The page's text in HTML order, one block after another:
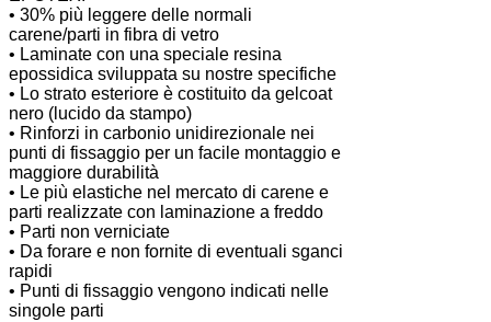
• 30% più leggere delle normali
carene/parti in fibra di vetro
• Laminate con una speciale resina
epossidica sviluppata su nostre specifiche
• Lo strato esteriore è costituito da gelcoat
nero (lucido da stampo)
• Rinforzi in carbonio unidirezionale nei
punti di fissaggio per un facile montaggio e
maggiore durabilità
• Le più elastiche nel mercato di carene e
parti realizzate con laminazione a freddo
• Parti non verniciate
• Da forare e non fornite di eventuali sganci
rapidi
• Punti di fissaggio vengono indicati nelle
singole parti